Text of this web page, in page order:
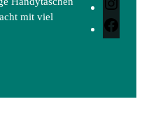
mit viel